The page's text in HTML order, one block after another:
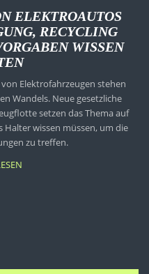
ELEKTROAUTOS
RECYCLING
WISSEN
Elektrofahrzeugen stehen
Wandels. Neue gesetzliche
setzen das Thema auf
Halter wissen müssen, um die
zu treffen.